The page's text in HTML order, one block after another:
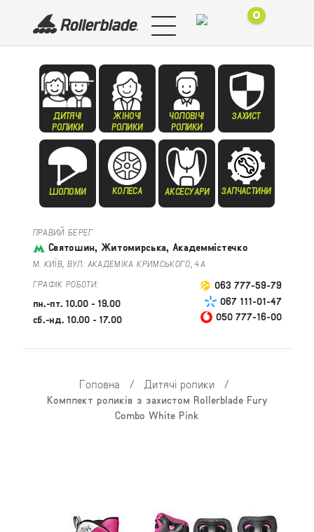
0
ДИТЯЧІ
РОЛИКИ
ЖІНОЧІ
РОЛИКИ
ЧОЛОВІЧІ
РОЛИКИ
ЗАХИСТ
ШОЛОМИ КОЛЕСА АКСЕСУАРИ ЗАПЧАСТИНИ
ПРАВИЙ БЕРЕГ
Святошин, Житомирська, Академмістечко
М. КИЇВ, ВУЛ. АКАДЕМІКА КРИМСЬКОГО, 4А
ГРАФІК РОБОТИ:
пн.-пт. 10.00 - 19.00
сб.-нд. 10.00 - 17.00
063 777-59-79
067 111-01-47
050 777-16-00
Головна / Дитячі ролики /
Комплект роликів з захистом Rollerblade Fury
Combo White Pink